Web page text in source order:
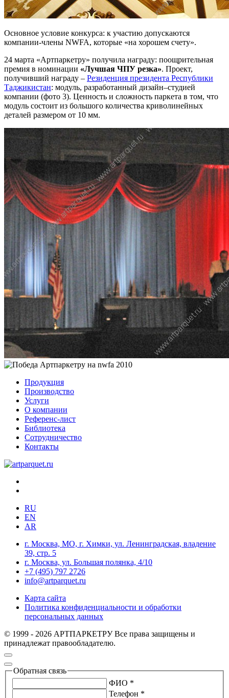
Основное условие конкурса: к участию допускаются
компании-члены NWFA, которые «на хорошем счету».
24 марта «Артпаркетру» получила награду: поощрительная
премия в номинации «Лучшая ЧПУ резка». Проект,
получивший награду – Резиденция президента Республики
Таджикистан: модуль, разработанный дизайн–студией
компании (фото 3). Ценность и сложность паркета в том, что
модуль состоит из большого количества криволинейных
деталей размером от 10 мм.
Продукция
Производство
Услуги
О компании
Референс-лист
Библиотека
Сотрудничество
Контакты
RU
EN
AR
г. Москва, МО, г. Химки, ул. Ленинградская, владение
39, стр. 5
г. Москва, ул. Большая полянка, 4/10
+7 (495) 797 2726
info@artparquet.ru
Карта сайта
Политика конфиденциальности и обработки
персональных данных
© 1999 - 2026 АРТПАРКЕТРУ Все права защищены и
принадлежат правообладателю.
Обратная связь
ФИО *
Телефон *